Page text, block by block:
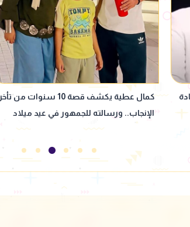
تأخر
ذكرى رحيل إبراهيم الشرقاوي.. تعرف على أبرز
أعماله في السينما والدراما